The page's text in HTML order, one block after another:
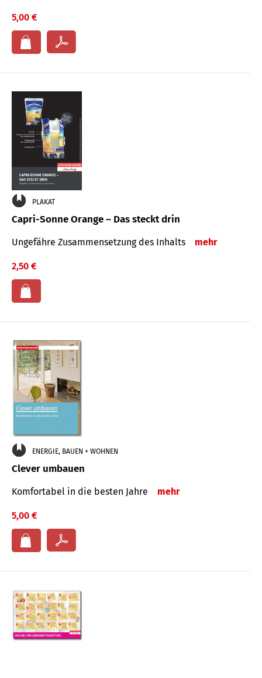
5,00 €
PLAKAT
Capri-Sonne Orange – Das steckt drin
Ungefähre Zu­sammen­setzung des Inhalts mehr
2,50 €
ENERGIE, BAUEN + WOHNEN
Clever umbauen
Komfortabel in die besten Jahre mehr
5,00 €